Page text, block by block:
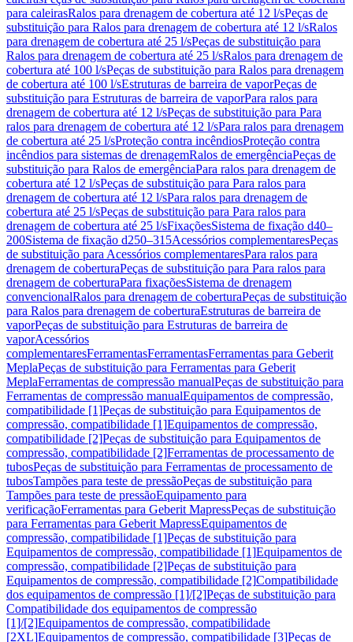
para caleirasRalos para drenagem de cobertura até 12 l/sPeças de
substituição para Ralos para drenagem de cobertura até 12 l/sRalos
para drenagem de cobertura até 25 l/sPeças de substituição para
Ralos para drenagem de cobertura até 25 l/sRalos para drenagem de
cobertura até 100 l/sPeças de substituição para Ralos para drenagem
de cobertura até 100 l/sEstruturas de barreira de vaporPeças de
substituição para Estruturas de barreira de vaporPara ralos para
drenagem de cobertura até 12 l/sPeças de substituição para Para
ralos para drenagem de cobertura até 12 l/sPara ralos para drenagem
de cobertura até 25 l/sProteção contra incêndiosProteção contra
incêndios para sistemas de drenagemRalos de emergênciaPeças de
substituição para Ralos de emergênciaPara ralos para drenagem de
cobertura até 12 l/sPeças de substituição para Para ralos para
drenagem de cobertura até 12 l/sPara ralos para drenagem de
cobertura até 25 l/sPeças de substituição para Para ralos para
drenagem de cobertura até 25 l/sFixaçõesSistema de fixação d40–
200Sistema de fixação d250–315Acessórios complementaresPeças
de substituição para Acessórios complementaresPara ralos para
drenagem de coberturaPeças de substituição para Para ralos para
drenagem de coberturaPara fixaçõesSistema de drenagem
convencionalRalos para drenagem de coberturaPeças de substituição
para Ralos para drenagem de coberturaEstruturas de barreira de
vaporPeças de substituição para Estruturas de barreira de
vaporAcessórios
complementaresFerramentasFerramentasFerramentas para Geberit
MeplaPeças de substituição para Ferramentas para Geberit
MeplaFerramentas de compressão manualPeças de substituição para
Ferramentas de compressão manualEquipamentos de compressão,
compatibilidade [1]Peças de substituição para Equipamentos de
compressão, compatibilidade [1]Equipamentos de compressão,
compatibilidade [2]Peças de substituição para Equipamentos de
compressão, compatibilidade [2]Ferramentas de processamento de
tubosPeças de substituição para Ferramentas de processamento de
tubosTampões para teste de pressãoPeças de substituição para
Tampões para teste de pressãoEquipamento para
verificaçãoFerramentas para Geberit MapressPeças de substituição
para Ferramentas para Geberit MapressEquipamentos de
compressão, compatibilidade [1]Peças de substituição para
Equipamentos de compressão, compatibilidade [1]Equipamentos de
compressão, compatibilidade [2]Peças de substituição para
Equipamentos de compressão, compatibilidade [2]Compatibilidade
dos equipamentos de compressão [1]/[2]Peças de substituição para
Compatibilidade dos equipamentos de compressão
[1]/[2]Equipamentos de compressão, compatibilidade
[2XL]Equipamentos de compressão, compatibilidade [3]Peças de